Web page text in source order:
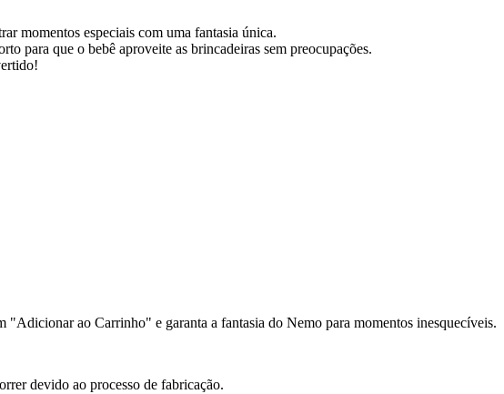
momentos especiais com uma fantasia única.
para que o bebê aproveite as brincadeiras sem preocupações.
ao Carrinho" e garanta a fantasia do Nemo para momentos inesquecíveis.
devido ao processo de fabricação.